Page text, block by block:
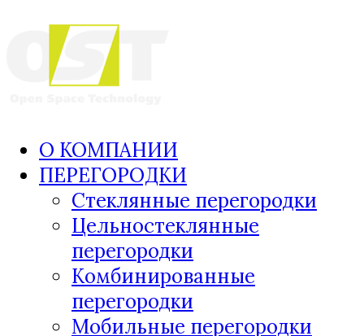
О КОМПАНИИ
ПЕРЕГОРОДКИ
Стеклянные перегородки
Цельностеклянные
перегородки
Комбинированные
перегородки
Мобильные перегородки